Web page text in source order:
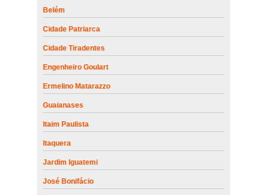
Belém
Cidade Patriarca
Cidade Tiradentes
Engenheiro Goulart
Ermelino Matarazzo
Guaianases
Itaim Paulista
Itaquera
Jardim Iguatemi
José Bonifácio